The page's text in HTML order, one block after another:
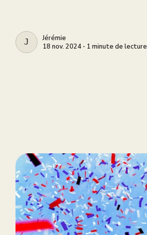
JÉRÉMIE
Jérémie
18 nov. 2024 ∙ 1 minute de lecture